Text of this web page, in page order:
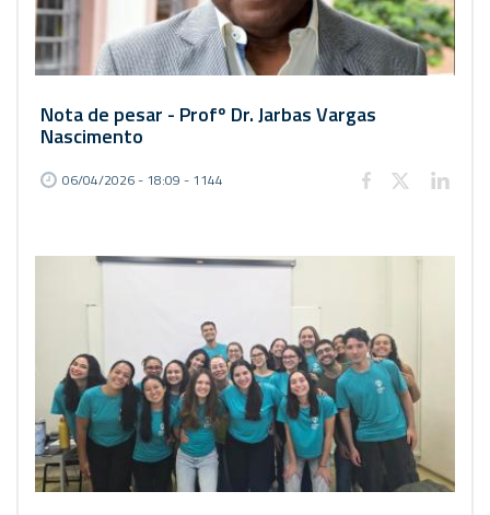
Nota de pesar - Profº Dr. Jarbas Vargas
Nascimento
06/04/2026 - 18:09 - 1144